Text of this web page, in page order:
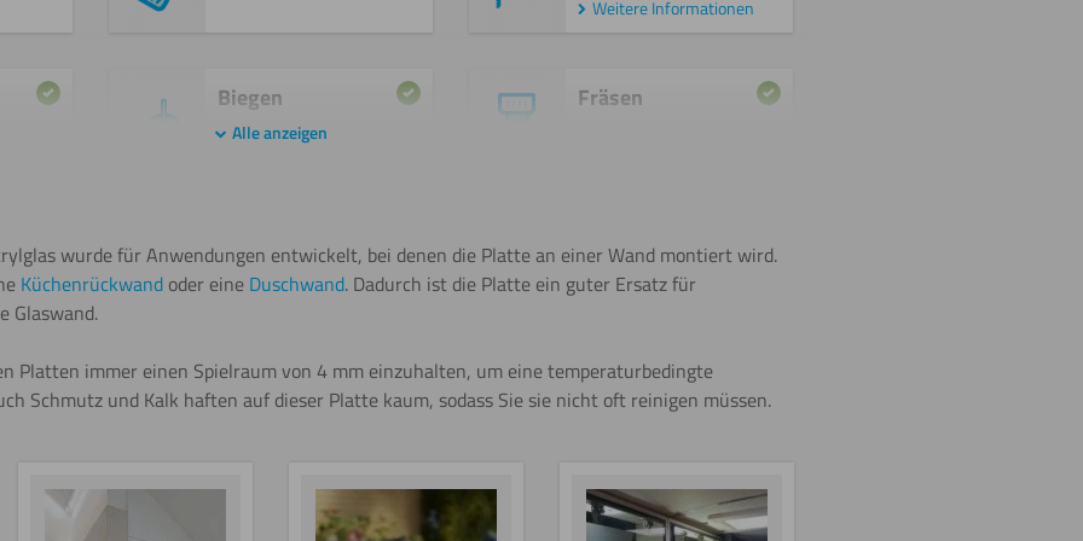
Weitere Informationen
Biegen
(warm)
Fräsen
Sägen
(Kreissäge)
Umdrehen
Biegen
Schneiden
Alle anzeigen
wurde für Anwendungen entwickelt, bei denen die Platte an einer Wand montiert wird.
Küchenrückwandoder eine Duschwand. Dadurch ist die Platte ein guter Ersatz für
Glaswand.
Platten immer einen Spielraum von 4 mm einzuhalten, um eine temperaturbedingte
Schmutz und Kalk haften auf dieser Platte kaum, sodass Sie sie nicht oft reinigen müssen.